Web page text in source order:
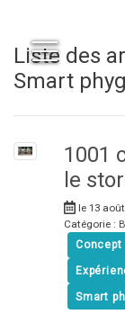
Liste des
Smart
1001
le
le 13
Catégorie :
Concept
Smart